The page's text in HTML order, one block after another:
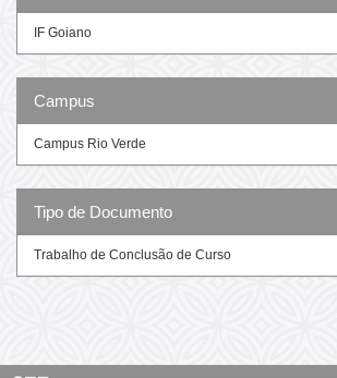
IF Goiano
Campus
Campus Rio Verde
Tipo de Documento
Trabalho de Conclusão de Curso